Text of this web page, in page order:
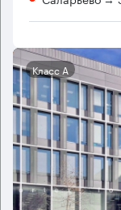
Класс А